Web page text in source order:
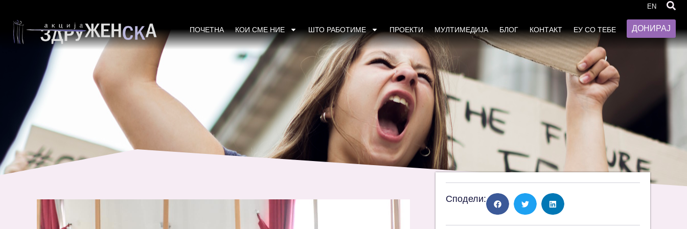
EN
ПОЧЕТНА КОИ СМЕ НИЕ ШТО РАБОТИМЕ ПРОЕКТИ МУЛТИМЕДИЈА БЛОГ КОНТАКТ ЕУ СО ТЕБЕ ДОНИРАЈ
бараат поголемо учество во локалното одлучување
Сподели: